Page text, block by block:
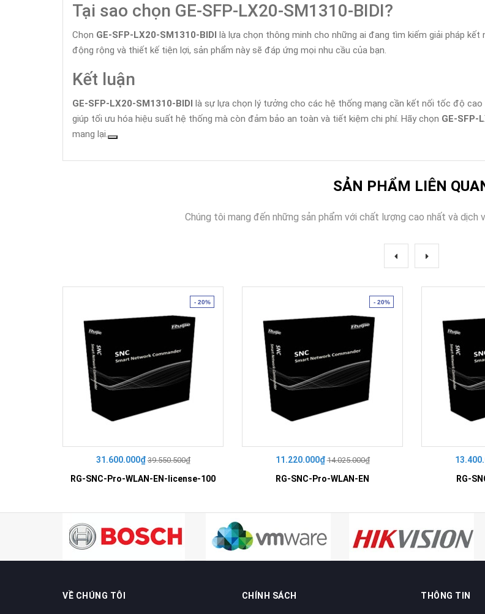
Tại sao chọn GE-SFP-LX20-SM1310-BIDI?
Chọn GE-SFP-LX20-SM1310-BIDI là lựa chọn thông minh cho những ai đang tìm kiếm giải pháp
động rộng và thiết kế tiện lợi, sản phẩm này sẽ đáp ứng mọi nhu cầu của bạn.
Kết luận
GE-SFP-LX20-SM1310-BIDI là sự lựa chọn lý tưởng cho các hệ thống mạng cần kết nối tốc độ
giúp tối ưu hóa hiệu suất hệ thống mà còn đảm bảo an toàn và tiết kiệm chi phí. Hãy chọn GE-SFP-
mang lại.
SẢN PHẨM LIÊN
Chúng tôi mang đến những sản phẩm với chất lượng cao nhất và dịch
- 20%
31.600.000₫39.550.500₫
RG-SNC-Pro-WLAN-EN-license-100
- 20%
11.220.000₫14.025.000₫
RG-SNC-Pro-WLAN-EN RG-
VỀ CHÚNG TÔI CHÍNH SÁCH THÔNG TIN